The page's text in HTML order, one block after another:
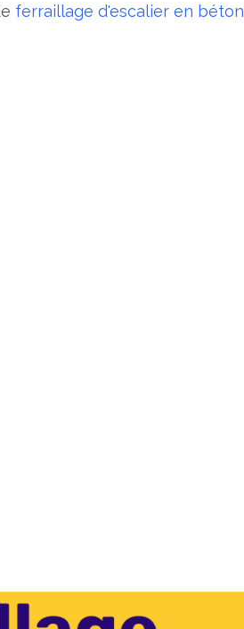
ferraillage d'escalier en béton